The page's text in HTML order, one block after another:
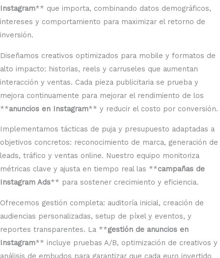
Instagram** que importa, combinando datos demográficos,
intereses y comportamiento para maximizar el retorno de
inversión.
Diseñamos creativos optimizados para mobile y formatos de
alto impacto: historias, reels y carruseles que aumentan
interacción y ventas. Cada pieza publicitaria se prueba y
mejora continuamente para mejorar el rendimiento de los
**anuncios en Instagram** y reducir el costo por conversión.
Implementamos tácticas de puja y presupuesto adaptadas a
objetivos concretos: reconocimiento de marca, generación de
leads, tráfico y ventas online. Nuestro equipo monitoriza
métricas clave y ajusta en tiempo real las **campañas de
Instagram Ads** para sostener crecimiento y eficiencia.
Ofrecemos gestión completa: auditoría inicial, creación de
audiencias personalizadas, setup de píxel y eventos, y
reportes transparentes. La **gestión de anuncios en
Instagram** incluye pruebas A/B, optimización de creativos y
análisis de embudos para garantizar que cada euro invertido